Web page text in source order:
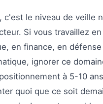
c'est le niveau de veille
Si vous travaillez en
en finance, en
ignorer ce
à 5-10
quoi que ce soit